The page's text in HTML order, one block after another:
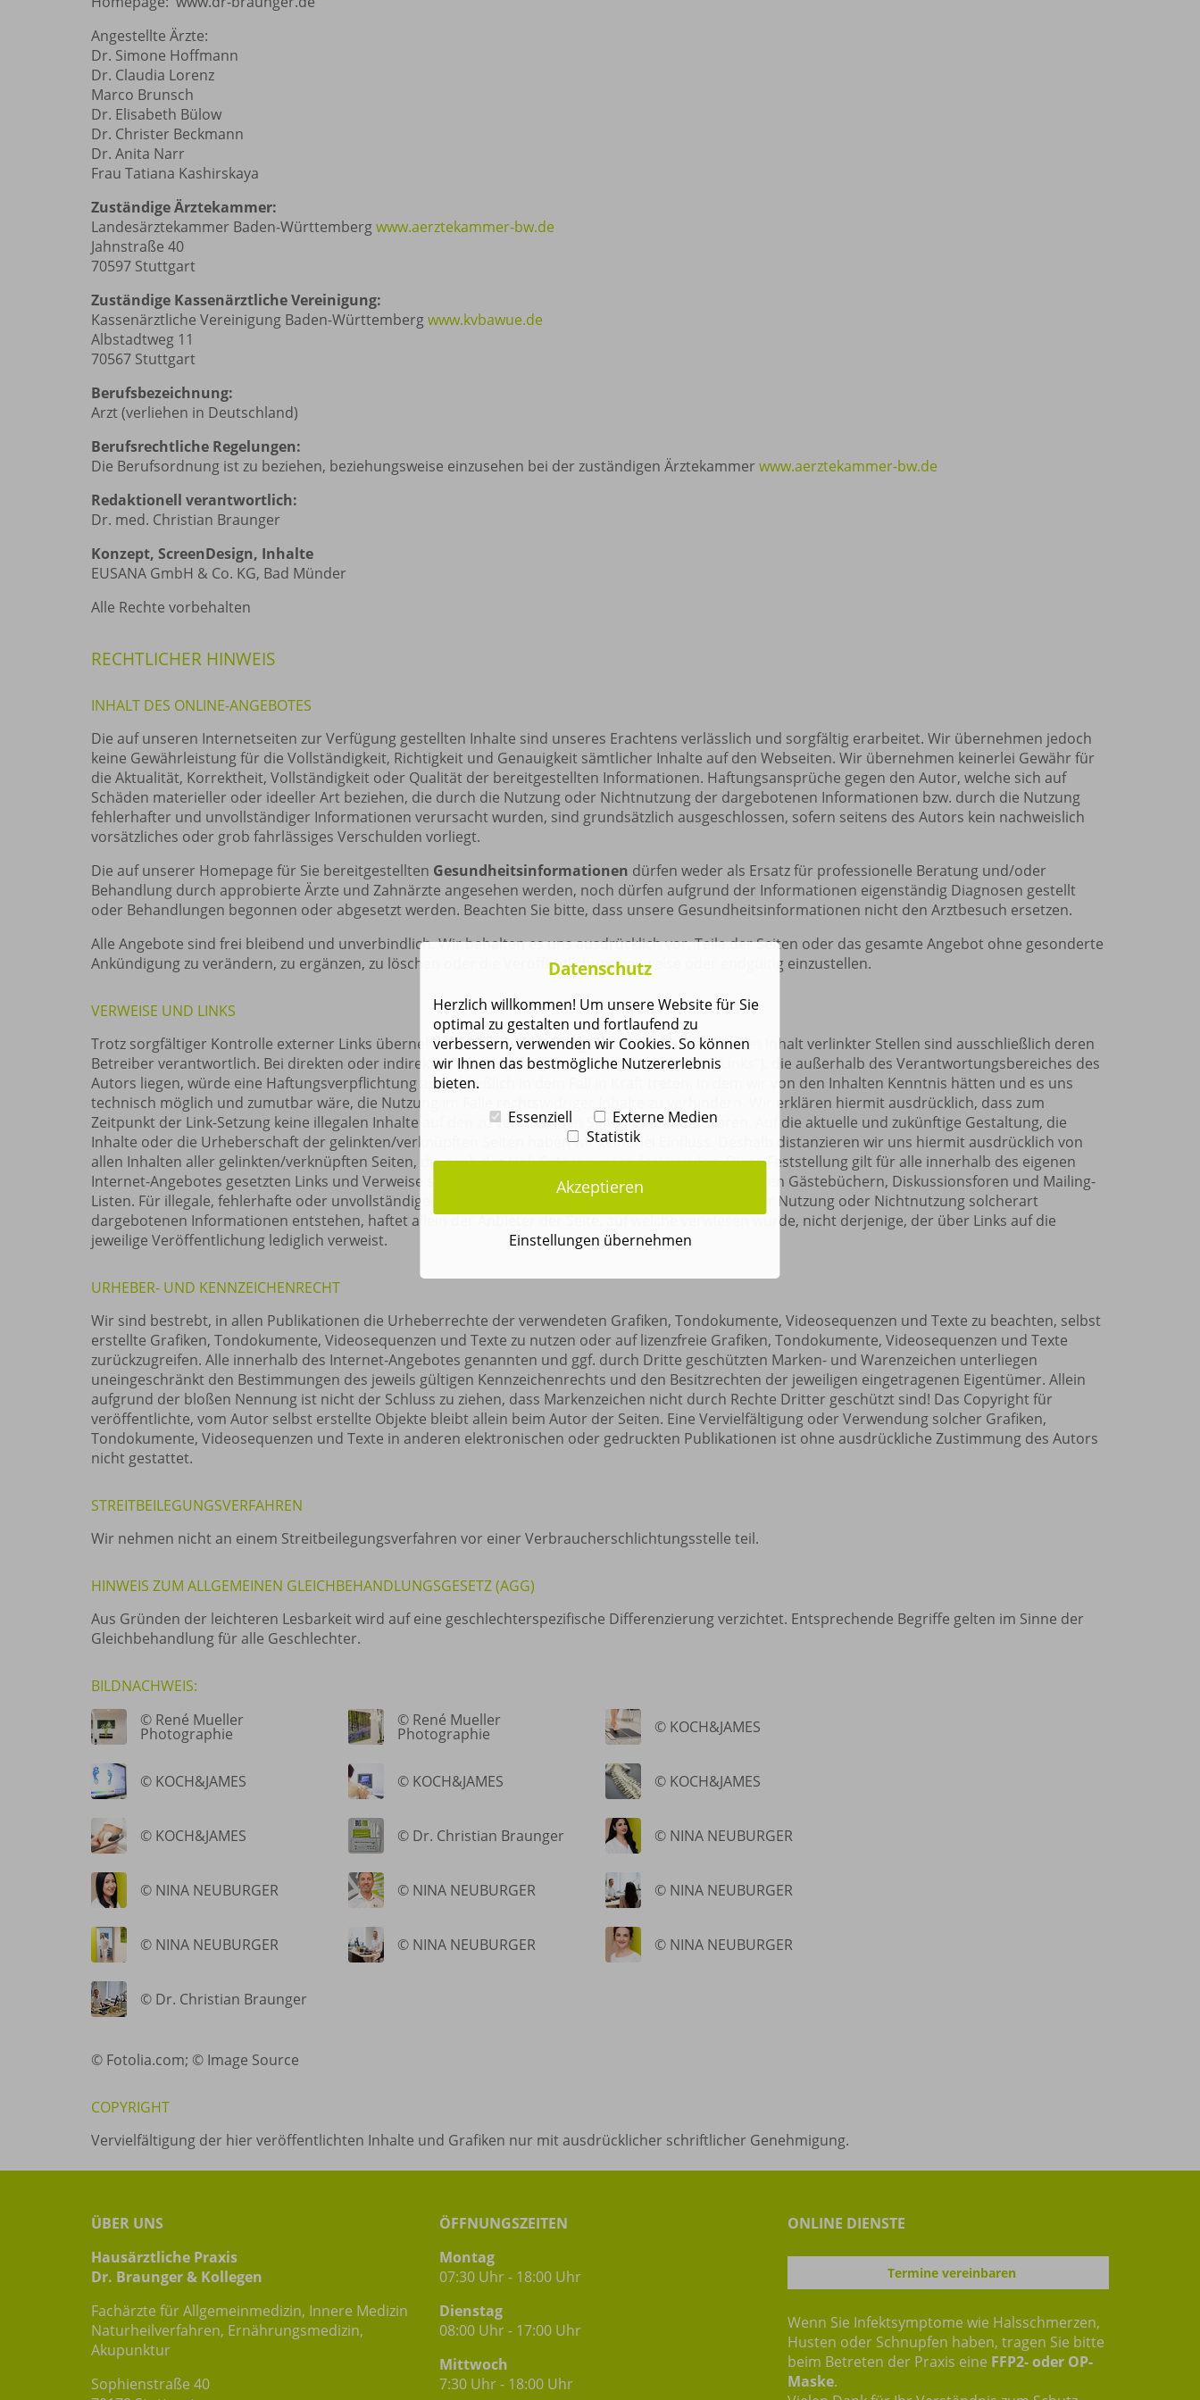
Angestellte Ärzte:
Dr. Simone Hoffmann
Dr. Claudia Lorenz
Marco Brunsch
Dr. Elisabeth Bülow
Dr. Christer Beckmann
Dr. Anita Narr
Frau Tatiana Kashirskaya
Zuständige Ärztekammer:
Landesärztekammer Baden-Württembergwww.aerztekammer-bw.de
Jahnstraße 40
70597 Stuttgart
Zuständige Kassenärztliche Vereinigung:
Kassenärztliche Vereinigung Baden-Württembergwww.kvbawue.de
Albstadtweg 11
70567 Stuttgart
Berufsbezeichnung:
Arzt (verliehen in Deutschland)
Berufsrechtliche Regelungen:
Die Berufsordnung ist zu beziehen, beziehungsweise einzusehen bei der zuständigen Ärztekammer www.aerztekammer-bw.de
Redaktionell verantwortlich:
Dr. med. Christian Braunger
Konzept, ScreenDesign, Inhalte
EUSANA GmbH & Co. KG, Bad Münder
Alle Rechte vorbehalten
RECHTLICHER HINWEIS
INHALT DES ONLINE-ANGEBOTES
Die auf unseren Internetseiten zur Verfügung gestellten Inhalte sind unseres Erachtens verlässlich und sorgfältig erarbeitet. Wir übernehmen jedoch
keine Gewährleistung für die Vollständigkeit, Richtigkeit und Genauigkeit sämtlicher Inhalte auf den Webseiten. Wir übernehmen keinerlei Gewähr für
die Aktualität, Korrektheit, Vollständigkeit oder Qualität der bereitgestellten Informationen. Haftungsansprüche gegen den Autor, welche sich auf
Schäden materieller oder ideeller Art beziehen, die durch die Nutzung oder Nichtnutzung der dargebotenen Informationen bzw. durch die Nutzung
fehlerhafter und unvollständiger Informationen verursacht wurden, sind grundsätzlich ausgeschlossen, sofern seitens des Autors kein nachweislich
vorsätzliches oder grob fahrlässiges Verschulden vorliegt.
Die auf unserer Homepage für Sie bereitgestellten Gesundheitsinformationen dürfen weder als Ersatz für professionelle Beratung und/oder
Behandlung durch approbierte Ärzte und Zahnärzte angesehen werden, noch dürfen aufgrund der Informationen eigenständig Diagnosen gestellt
oder Behandlungen begonnen oder abgesetzt werden. Beachten Sie bitte, dass unsere Gesundheitsinformationen nicht den Arztbesuch ersetzen.
Alle Angebote sind frei bleibend und unverbindlich. Wir behalten es uns ausdrücklich vor, Teile der Seiten oder das gesamte Angebot ohne gesonderte
Ankündigung zu verändern, zu ergänzen, zu löschen oder die Veröffentlichung zeitweise oder endgültig einzustellen.
VERWEISE UND LINKS
Trotz sorgfältiger Kontrolle externer Links übernehmen wir keine Haftung für deren Inhalte. Für den Inhalt verlinkter Stellen sind ausschließlich deren
Betreiber verantwortlich. Bei direkten oder indirekten Verweisen auf fremde Internet-Seiten ("Links"), die außerhalb des Verantwortungsbereiches des
Autors liegen, würde eine Haftungsverpflichtung ausschließlich in dem Fall in Kraft treten, in dem wir von den Inhalten Kenntnis hätten und es uns
technisch möglich und zumutbar wäre, die Nutzung im Falle rechtswidriger Inhalte zu verhindern. Wir erklären hiermit ausdrücklich, dass zum
Zeitpunkt der Link-Setzung keine illegalen Inhalte auf den zu verlinkenden Seiten erkennbar waren. Auf die aktuelle und zukünftige Gestaltung, die
Inhalte oder die Urheberschaft der gelinkten/verknüpften Seiten haben wir keinerlei Einfluss. Deshalb distanzieren wir uns hiermit ausdrücklich von
allen Inhalten aller gelinkten/verknüpften Seiten, die nach der Link-Setzung verändert wurden. Diese Feststellung gilt für alle innerhalb des eigenen
Internet-Angebotes gesetzten Links und Verweise sowie für Fremdeinträge in vom Autor eingerichteten Gästebüchern, Diskussionsforen und Mailing-
Listen. Für illegale, fehlerhafte oder unvollständige Inhalte und insbesondere für Schäden, die aus der Nutzung oder Nichtnutzung solcherart
dargebotenen Informationen entstehen, haftet allein der Anbieter der Seite, auf welche verwiesen wurde, nicht derjenige, der über Links auf die
jeweilige Veröffentlichung lediglich verweist.
URHEBER- UND KENNZEICHENRECHT
Wir sind bestrebt, in allen Publikationen die Urheberrechte der verwendeten Grafiken, Tondokumente, Videosequenzen und Texte zu beachten, selbst
erstellte Grafiken, Tondokumente, Videosequenzen und Texte zu nutzen oder auf lizenzfreie Grafiken, Tondokumente, Videosequenzen und Texte
zurückzugreifen. Alle innerhalb des Internet-Angebotes genannten und ggf. durch Dritte geschützten Marken- und Warenzeichen unterliegen
uneingeschränkt den Bestimmungen des jeweils gültigen Kennzeichenrechts und den Besitzrechten der jeweiligen eingetragenen Eigentümer. Allein
aufgrund der bloßen Nennung ist nicht der Schluss zu ziehen, dass Markenzeichen nicht durch Rechte Dritter geschützt sind! Das Copyright für
veröffentlichte, vom Autor selbst erstellte Objekte bleibt allein beim Autor der Seiten. Eine Vervielfältigung oder Verwendung solcher Grafiken,
Tondokumente, Videosequenzen und Texte in anderen elektronischen oder gedruckten Publikationen ist ohne ausdrückliche Zustimmung des Autors
nicht gestattet.
STREITBEILEGUNGSVERFAHREN
Wir nehmen nicht an einem Streitbeilegungsverfahren vor einer Verbraucherschlichtungsstelle teil.
HINWEIS ZUM ALLGEMEINEN GLEICHBEHANDLUNGSGESETZ (AGG)
Aus Gründen der leichteren Lesbarkeit wird auf eine geschlechterspezifische Differenzierung verzichtet. Entsprechende Begriffe gelten im Sinne der
Gleichbehandlung für alle Geschlechter.
BILDNACHWEIS:
© René Mueller
Photographie
© René Mueller
Photographie © KOCH&JAMES
© KOCH&JAMES © KOCH&JAMES © KOCH&JAMES
© KOCH&JAMES © Dr. Christian Braunger © NINA NEUBURGER
© NINA NEUBURGER © NINA NEUBURGER © NINA NEUBURGER
© NINA NEUBURGER © NINA NEUBURGER © NINA NEUBURGER
© Dr. Christian Braunger
© Fotolia.com; © Image Source
COPYRIGHT
Vervielfältigung der hier veröffentlichten Inhalte und Grafiken nur mit ausdrücklicher schriftlicher Genehmigung.
ÜBER UNS
Hausärztliche Praxis
Dr. Braunger & Kollegen
Fachärzte für Allgemeinmedizin, Innere Medizin
Naturheilverfahren, Ernährungsmedizin,
Akupunktur
Sophienstraße 40
ÖFFNUNGSZEITEN
Montag
07:30 Uhr - 18:00 Uhr
Dienstag
08:00 Uhr - 17:00 Uhr
Mittwoch
7:30 Uhr - 18:00 Uhr
ONLINE DIENSTE
Termine vereinbaren
Wenn Sie Infektsymptome wie Halsschmerzen,
Husten oder Schnupfen haben, tragen Sie bitte
beim Betreten der Praxis eine FFP2- oder OP-
Maske.
Datenschutz
Herzlich willkommen! Um unsere Website für Sie
optimal zu gestalten und fortlaufend zu
verbessern, verwenden wir Cookies. So können
wir Ihnen das bestmögliche Nutzererlebnis
bieten.
Essenziell
Externe Medien
Statistik
Akzeptieren
Einstellungen übernehmen